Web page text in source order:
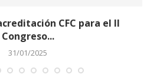
CFC para el II
Congreso...
31/01/2025